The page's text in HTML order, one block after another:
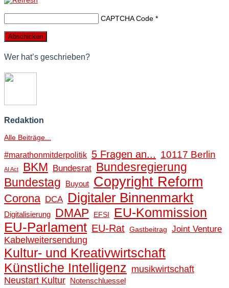
CAPTCHA Code *
Wer hat’s geschrieben?
Redaktion
Alle Beiträge...
#marathonmitderpolitik 5 Fragen an... 10117 Berlin
AI Act BKM Bundesrat Bundesregierung
Bundestag
Buyout Copyright Reform
Corona DCA Digitaler Binnenmarkt
Digitalisierung DMAP EFSI EU-Kommission
EU-Parlament EU-Rat Gastbeitrag Joint Venture
Kabelweitersendung
Kultur- und Kreativwirtschaft
Künstliche Intelligenz musikwirtschaft
Neustart Kultur Notenschluessel